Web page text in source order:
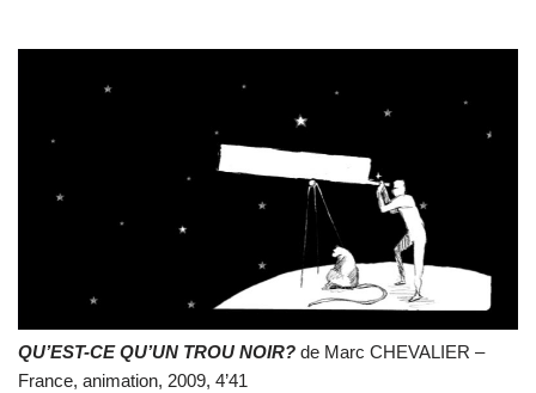
QU’EST-CE QU’UN TROU NOIR? de Marc CHEVALIER –
France, animation, 2009, 4’41